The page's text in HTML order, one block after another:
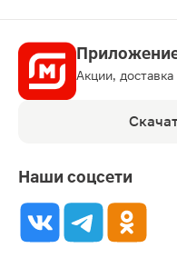
Акции,
Наши соцсети